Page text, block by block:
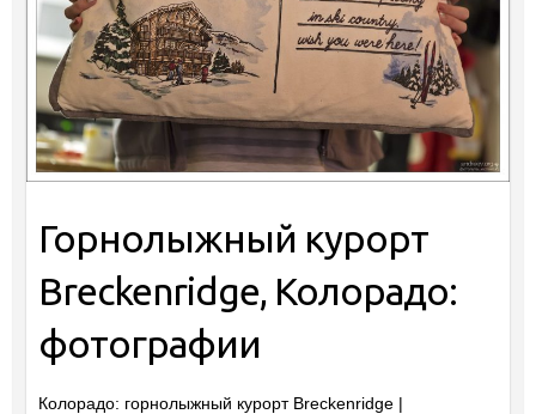
Горнолыжный курорт
Breckenridge, Колорадо:
фотографии
Колорадо: горнолыжный курорт Breckenridge |